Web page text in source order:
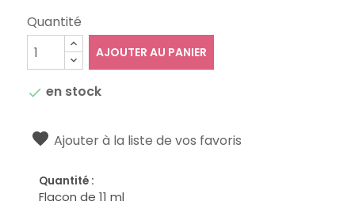
Quantité
AJOUTER AU PANIER
 en stock
Ajouter à la liste de vos favoris
Quantité :
Flacon de 11 ml